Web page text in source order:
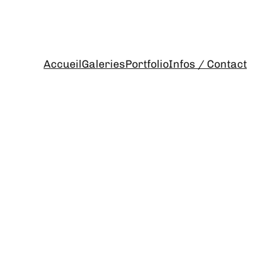
AccueilGaleriesPortfolioInfos / Contact